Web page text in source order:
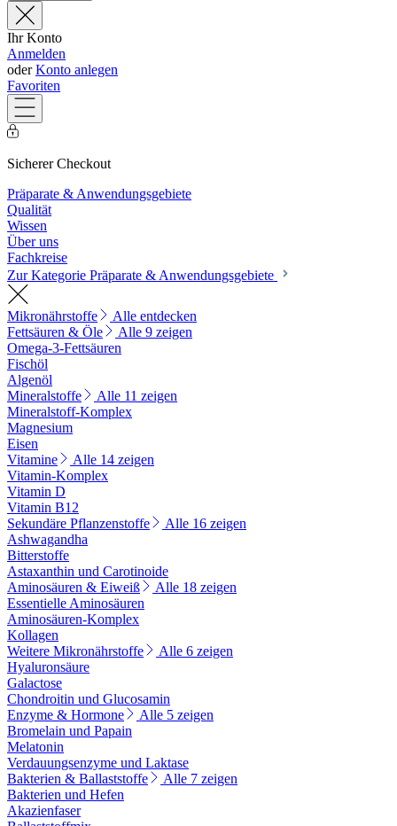
Ihr Konto
Anmelden
oderKonto anlegen
Favoriten
Sicherer Checkout
Präparate & Anwendungsgebiete
Qualität
Wissen
Über uns
Fachkreise
Zur Kategorie Präparate & Anwendungsgebiete
Mikronährstoffe
Alle entdecken
Fettsäuren & Öle
Alle 9 zeigen
Omega-3-Fettsäuren
Fischöl
Algenöl
Mineralstoffe
Alle 11 zeigen
Mineralstoff-Komplex
Magnesium
Eisen
Vitamine
Alle 14 zeigen
Vitamin-Komplex
Vitamin D
Vitamin B12
Sekundäre Pflanzenstoffe
Alle 16 zeigen
Ashwagandha
Bitterstoffe
Astaxanthin und Carotinoide
Aminosäuren & Eiweiß
Alle 18 zeigen
Essentielle Aminosäuren
Aminosäuren-Komplex
Kollagen
Weitere Mikronährstoffe
Alle 6 zeigen
Hyaluronsäure
Galactose
Chondroitin und Glucosamin
Enzyme & Hormone
Alle 5 zeigen
Bromelain und Papain
Melatonin
Verdauungsenzyme und Laktase
Bakterien & Ballaststoffe
Alle 7 zeigen
Bakterien und Hefen
Akazienfaser